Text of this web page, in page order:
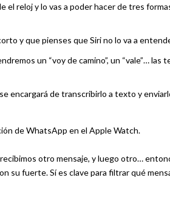
reloj y lo vas a poder hacer de tres
y que pienses que Siri no lo va a
un “voy de camino”, un “vale”… las
encargará de transcribirlo a texto y
de WhatsApp en el Apple Watch.
otro mensaje, y luego otro…
su fuerte. Sí es clave para filtrar qué